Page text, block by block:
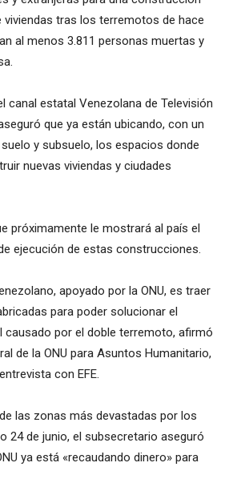
viviendas tras los terremotos de hace
al menos 3.811 personas muertas y
canal estatal Venezolana de Televisión
que ya están ubicando, con un
y subsuelo, los espacios donde
nuevas viviendas y ciudades
próximamente le mostrará al país el
ejecución de estas construcciones.
apoyado por la ONU, es traer
para poder solucionar el
causado por el doble terremoto, afirmó
de la ONU para Asuntos Humanitario,
con EFE.
de las zonas más devastadas por los
24 de junio, el subsecretario aseguró
ya está «recaudando dinero» para